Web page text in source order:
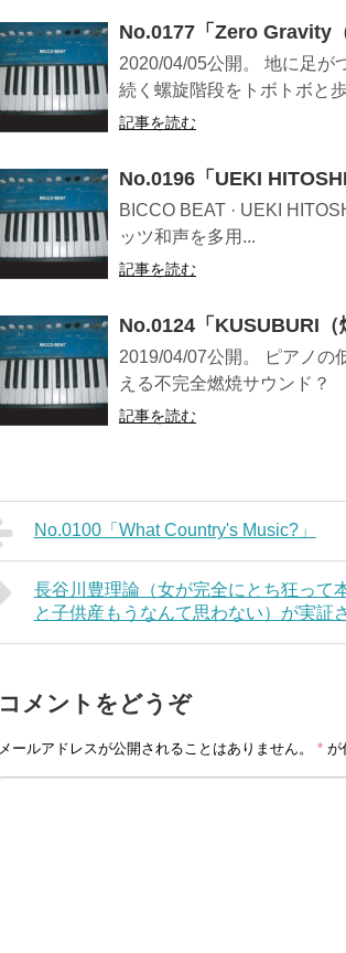
No.0177「Zero Gravity
2020/04/05公開。 地に足が
続く螺旋階段をトボトボと
記事を読む
No.0196「UEKI
BICCO BEAT · UEKI
ッツ和声を多用...
記事を読む
No.0124「KUSUBURI（
2019/04/07公開。 ピアノの
える不完全燃焼サウンド？
記事を読む
No.0100「What Country's Music?」
長谷川豊理論（女が完全にとち狂って
と子供産もうなんて思わない）が実証
コメントをどうぞ
メールアドレスが公開されることはありません。 * が